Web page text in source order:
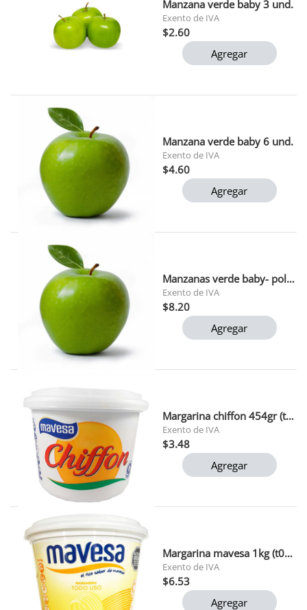
Manzana verde baby 3 und.
Exento de IVA
$2.60
Agregar
Manzana verde baby 6 und.
Exento de IVA
$4.60
Agregar
Manzanas verde baby- pollera 10und.
Exento de IVA
$8.20
Agregar
Margarina chiffon 454gr (t525)
Exento de IVA
$3.48
Agregar
Margarina mavesa 1kg (t084) 1x6
Exento de IVA
$6.53
Agregar